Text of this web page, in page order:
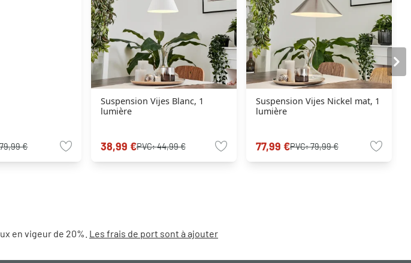
79,99 €
Suspension Vijes Blanc, 1
lumière
38,99 €PVC:44,99 €
Suspension Vijes Nickel mat, 1
lumière
77,99 €PVC:79,99 €
en vigeur de 20%. Les frais de port sont à ajouter